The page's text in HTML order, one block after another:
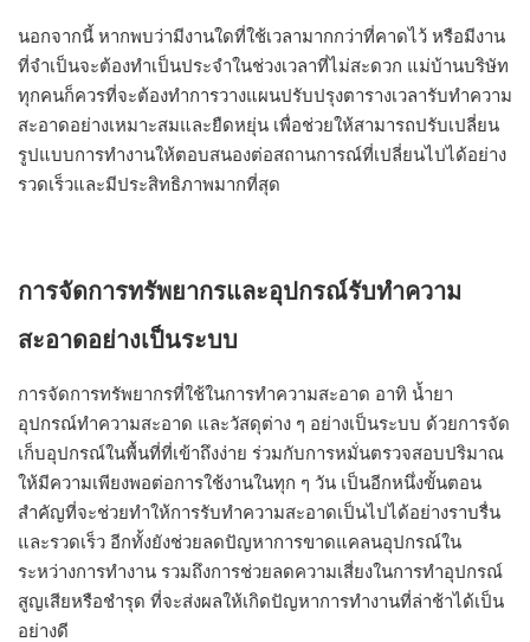
นอกจากนี้ หากพบว่ามีงานใดที่ใช้เวลามากกว่าที่คาดไว้ หรือมีงาน
ที่จำเป็นจะต้องทำเป็นประจำในช่วงเวลาที่ไม่สะดวก แม่บ้านบริษัท
ทุกคนก็ควรที่จะต้องทำการวางแผนปรับปรุงตารางเวลารับทำความ
สะอาดอย่างเหมาะสมและยืดหยุ่น เพื่อช่วยให้สามารถปรับเปลี่ยน
รูปแบบการทำงานให้ตอบสนองต่อสถานการณ์ที่เปลี่ยนไปได้อย่าง
รวดเร็วและมีประสิทธิภาพมากที่สุด
การจัดการทรัพยากรและอุปกรณ์รับทำความ
สะอาดอย่างเป็นระบบ
การจัดการทรัพยากรที่ใช้ในการทำความสะอาด อาทิ น้ำยา
อุปกรณ์ทำความสะอาด และวัสดุต่าง ๆ อย่างเป็นระบบ ด้วยการจัด
เก็บอุปกรณ์ในพื้นที่ที่เข้าถึงง่าย ร่วมกับการหมั่นตรวจสอบปริมาณ
ให้มีความเพียงพอต่อการใช้งานในทุก ๆ วัน เป็นอีกหนึ่งขั้นตอน
สำคัญที่จะช่วยทำให้การรับทำความสะอาดเป็นไปได้อย่างราบรื่น
และรวดเร็ว อีกทั้งยังช่วยลดปัญหาการขาดแคลนอุปกรณ์ใน
ระหว่างการทำงาน รวมถึงการช่วยลดความเสี่ยงในการทำอุปกรณ์
สูญเสียหรือชำรุด ที่จะส่งผลให้เกิดปัญหาการทำงานที่ล่าช้าได้เป็น
อย่างดี